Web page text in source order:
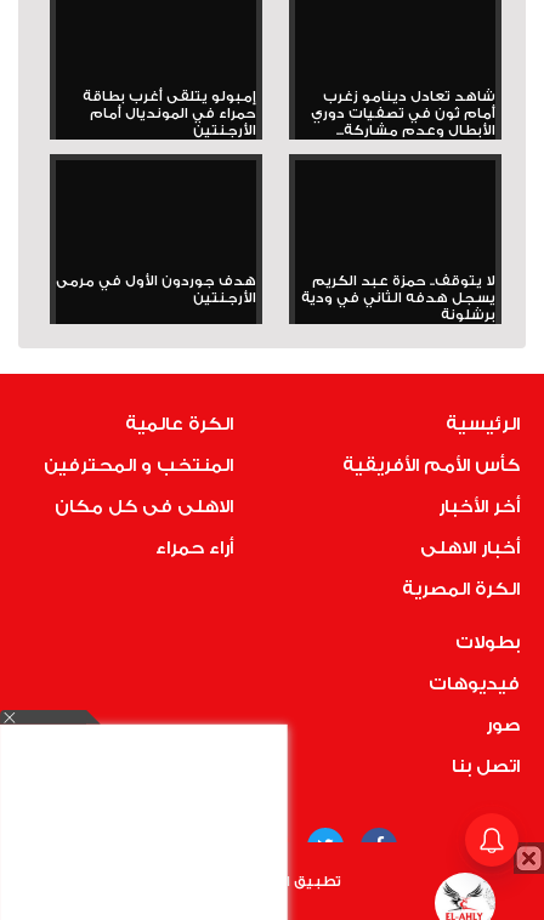
شاهد تعادل دينامو زغرب
أمام ثون في تصفيات دوري
الأبطال وعدم مشاركة...
إمبولو يتلقى أغرب بطاقة
حمراء في المونديال أمام
الأرجنتين
لا يتوقف.. حمزة عبد الكريم
يسجل هدفه الثاني في ودية
برشلونة
هدف جوردون الأول في مرمى
الأرجنتين
الرئيسية
كأس الأمم الأفريقية
أخر الأخبار
أخبار الاهلى
الكرة المصرية
الكرة عالمية
المنتخب و المحترفين
الاهلى فى كل مكان
أراء حمراء
بطولات
فيديوهات
صور
اتصل بنا
تطبيق الأهلي.كوم متاح الأن